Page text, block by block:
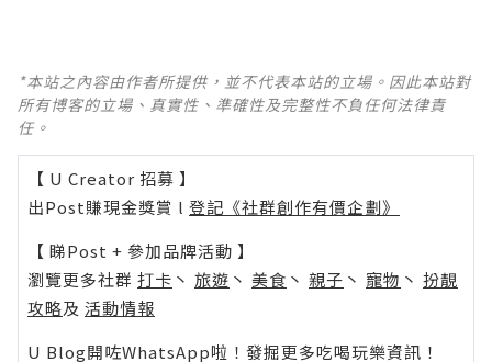
*本站之內容由作者所提供，並不代表本站的立場。因此本站對
所有博客的立場、真實性、準確性及完整性不負任何法律責
任。
【 U Creator 招募 】
出Post賺現金獎賞 l 登記《社群創作有價企劃》
【 睇Post + 參加品牌活動 】
瀏覽更多社群 打卡 丶 旅遊 丶 美食 丶 親子 丶 寵物 丶 扮靚
攻略及 活動情報
U Blog開咗WhatsApp啦！發掘更多吃喝玩樂資訊！